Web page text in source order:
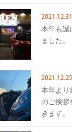
2021.12.31
本年も誠
ました。
2021.12.25
本年より
のご挨拶
きます。